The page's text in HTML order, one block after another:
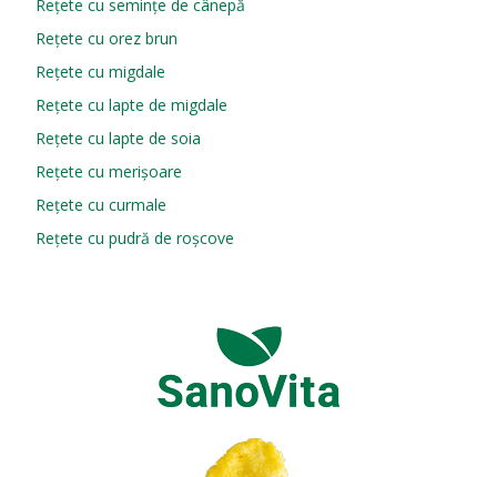
Rețete cu semințe de cânepă
Rețete cu orez brun
Rețete cu migdale
Rețete cu lapte de migdale
Rețete cu lapte de soia
Rețete cu merișoare
Rețete cu curmale
Rețete cu pudră de roșcove